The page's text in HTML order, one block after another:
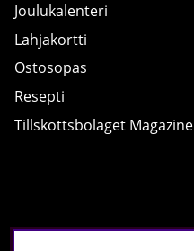
Joulukalenteri
Lahjakortti
Ostosopas
Resepti
Tillskottsbolaget Magazine